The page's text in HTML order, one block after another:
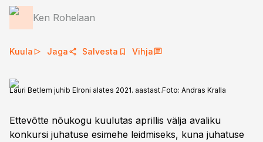
Ken Rohelaan
Kuula Jaga Salvesta Vihja
Lauri Betlem juhib Elroni alates 2021. aastast.Foto: Andras Kralla
Ettevõtte nõukogu kuulutas aprillis välja avaliku
konkursi juhatuse esimehe leidmiseks, kuna juhatuse